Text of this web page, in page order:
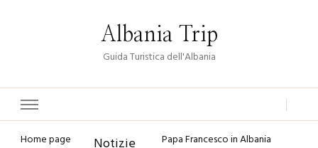
Albania Trip
Guida Turistica dell'Albania
Home page Notizie
Papa Francesco in Albania